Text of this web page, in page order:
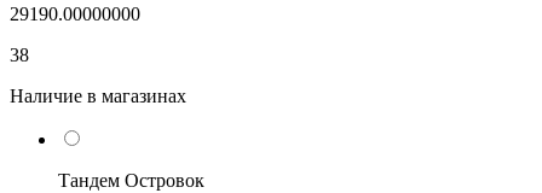
29190.00000000
38
Наличие в магазинах
Тандем Островок